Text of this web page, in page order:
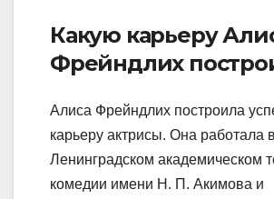
Какую карьеру
Фрейндлих
Алиса Фрейндлих построила
карьеру актрисы. Она работала в
Ленинградском академическом
комедии имени Н. П. Акимова и